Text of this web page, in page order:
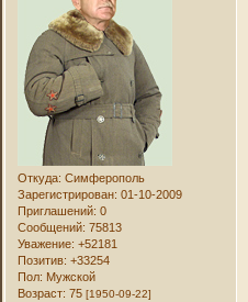
Откуда: Симферополь
Зарегистрирован: 01-10-2009
Приглашений: 0
Сообщений: 75813
Уважение: +52181
Позитив: +33254
Пол: Мужской
Возраст: 75[1950-09-22]